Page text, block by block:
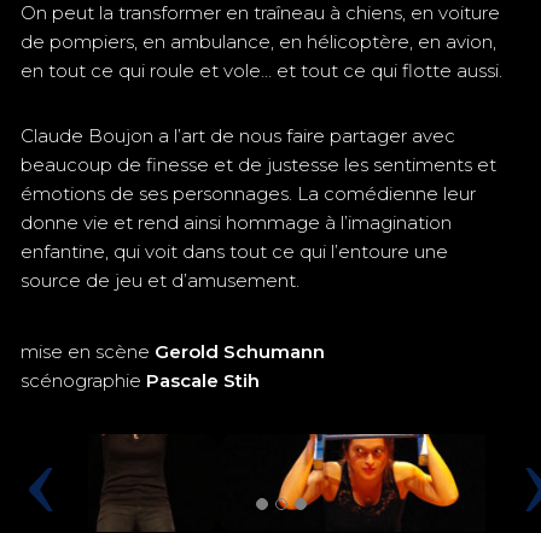
On peut la transformer en traîneau à chiens, en voiture
de pompiers, en ambulance, en hélicoptère, en avion,
en tout ce qui roule et vole… et tout ce qui flotte aussi.
Claude Boujon a l’art de nous faire partager avec
beaucoup de finesse et de justesse les sentiments et
émotions de ses personnages. La comédienne leur
donne vie et rend ainsi hommage à l’imagination
enfantine, qui voit dans tout ce qui l’entoure une
source de jeu et d’amusement.
mise en scène Gerold Schumann
scénographie Pascale Stih